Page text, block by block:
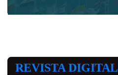
REVISTA DIGITAL